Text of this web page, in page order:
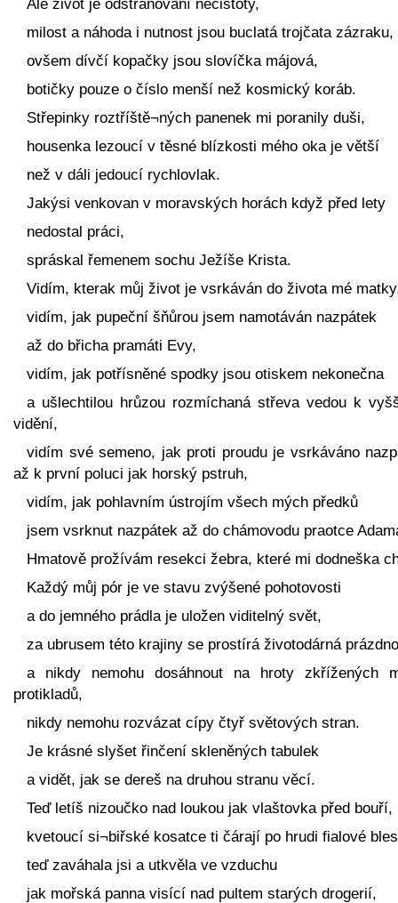
Ale život je odstraňování nečistoty,
milost a náhoda i nutnost jsou buclatá trojčata zázraku,
ovšem dívčí kopačky jsou slovíčka májová,
botičky pouze o číslo menší než kosmický koráb.
Střepinky roztříště¬ných panenek mi poranily duši,
housenka lezoucí v těsné blízkosti mého oka je větší
než v dáli jedoucí rychlovlak.
Jakýsi venkovan v moravských horách když před lety
nedostal práci,
spráskal řemenem sochu Ježíše Krista.
Vidím, kterak můj život je vsrkáván do života mé
vidím, jak pupeční šňůrou jsem namotáván nazpátek
až do břicha pramáti Evy,
vidím, jak potřísněné spodky jsou otiskem nekonečna
a ušlechtilou hrůzou rozmíchaná střeva vedou k
vidění,
vidím své semeno, jak proti proudu je vsrkáváno
až k první poluci jak horský pstruh,
vidím, jak pohlavním ústrojím všech mých předků
jsem vsrknut nazpátek až do chámovodu praotce
Hmatově prožívám resekci žebra, které mi dodneška
Každý můj pór je ve stavu zvýšené pohotovosti
a do jemného prádla je uložen viditelný svět,
za ubrusem této krajiny se prostírá životodárná
a nikdy nemohu dosáhnout na hroty zkřížených
protikladů,
nikdy nemohu rozvázat cípy čtyř světových stran.
Je krásné slyšet řinčení skleněných tabulek
a vidět, jak se dereš na druhou stranu věcí.
Teď letíš nizoučko nad loukou jak vlaštovka před bouří,
kvetoucí si¬biřské kosatce ti čárají po hrudi fialové
teď zaváhala jsi a utkvěla ve vzduchu
jak mořská panna visící nad pultem starých drogerií,